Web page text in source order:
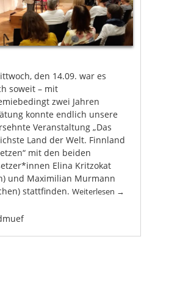
den 14.09. war es
soweit – mit
zwei Jahren
konnte endlich unsere
Veranstaltung „Das
Land der Welt. Finnland
mit den beiden
Elina Kritzokat
und Maximilian Murmann
stattfinden.Weiterlesen →